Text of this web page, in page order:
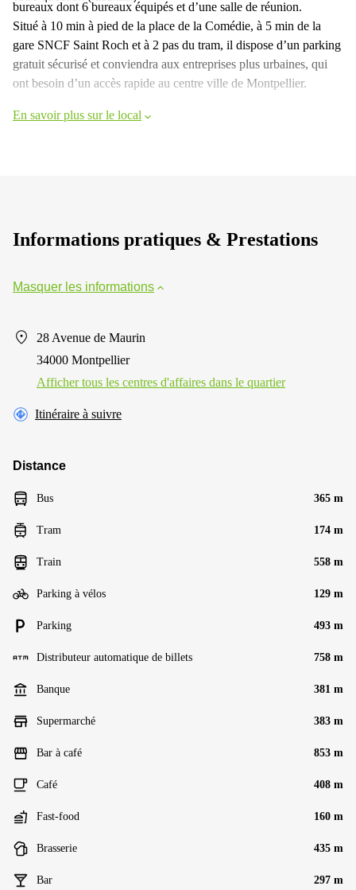
bureaux dont 6 bureaux équipés et d’une salle de réunion.
Situé à 10 min à pied de la place de la Comédie, à 5 min de la
gare SNCF Saint Roch et à 2 pas du tram, il dispose d’un parking
gratuit sécurisé et conviendra aux entreprises plus urbaines, qui
ont besoin d’un accès rapide au centre ville de Montpellier.
En savoir plus sur le local
Informations pratiques & Prestations
Masquer les informations
28 Avenue de Maurin
34000 Montpellier
Afficher tous les centres d'affaires dans le quartier
Itinéraire à suivre
Distance
Bus 365 m
Tram 174 m
Train 558 m
Parking à vélos 129 m
Parking 493 m
Distributeur automatique de billets 758 m
Banque 381 m
Supermarché 383 m
Bar à café 853 m
Café 408 m
Fast-food 160 m
Brasserie 435 m
Bar 297 m